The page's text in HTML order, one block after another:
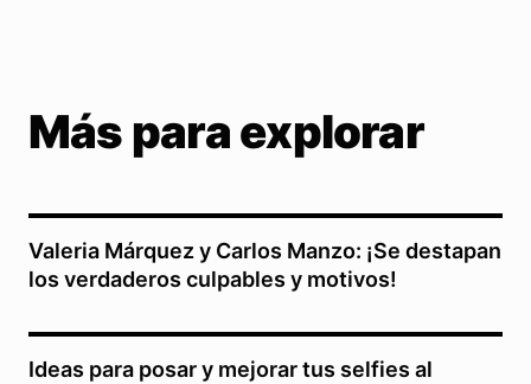
Más para explorar
Valeria Márquez y Carlos Manzo: ¡Se destapan
los verdaderos culpables y motivos!
Ideas para posar y mejorar tus selfies al